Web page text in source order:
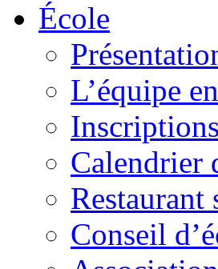
École
L’équipe
Inscriptions
Calendrier
Restaurant
Conseil